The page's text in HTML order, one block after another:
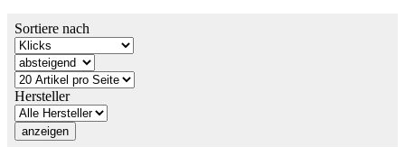
Sortiere nach
Hersteller